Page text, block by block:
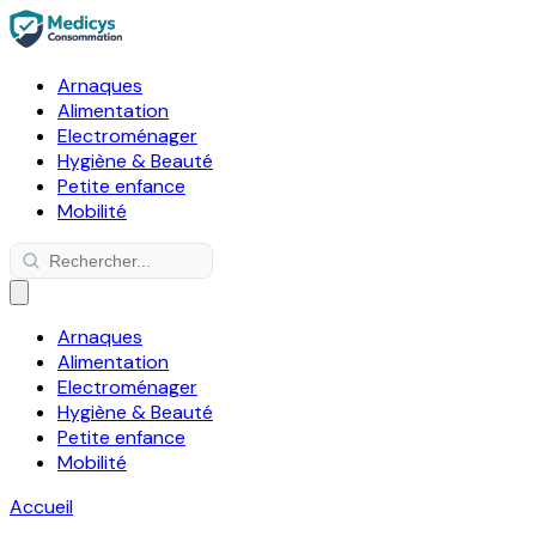
Arnaques
Alimentation
Electroménager
Hygiène & Beauté
Petite enfance
Mobilité
Arnaques
Alimentation
Electroménager
Hygiène & Beauté
Petite enfance
Mobilité
Accueil